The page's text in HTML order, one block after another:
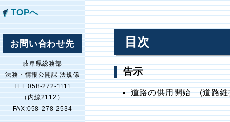
TOPへ
お問い合わせ先
岐阜県総務部
法務・情報公開課 法規係
TEL:058-272-1111
（内線2112）
FAX:058-278-2534
目次
告示
道路の供用開始 (道路維